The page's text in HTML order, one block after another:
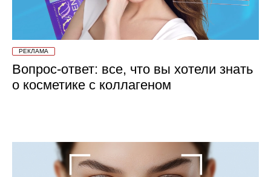
РЕКЛАМА
Вопрос-ответ: все, что вы хотели знать
о косметике с коллагеном